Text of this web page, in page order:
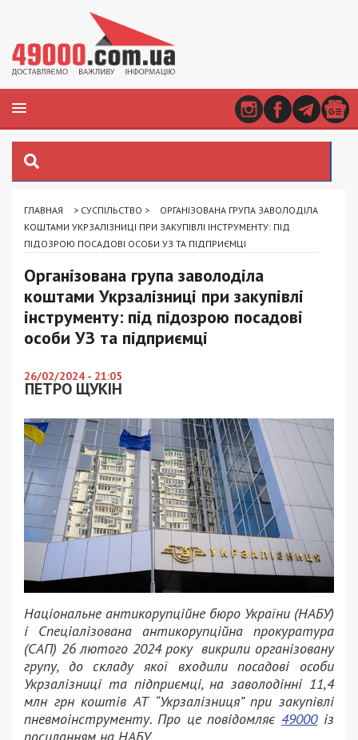
ГЛАВНАЯ > СУСПІЛЬСТВО >
ОРГАНІЗОВАНА ГРУПА ЗАВОЛОДІЛА
КОШТАМИ УКРЗАЛІЗНИЦІ ПРИ ЗАКУПІВЛІ ІНСТРУМЕНТУ: ПІД
ПІДОЗРОЮ ПОСАДОВІ ОСОБИ УЗ ТА ПІДПРИЄМЦІ
Організована група заволоділа
коштами Укрзалізниці при закупівлі
інструменту: під підозрою посадові
особи УЗ та підприємці
26/02/2024 - 21:05
ПЕТРО ЩУКІН
Національне антикорупційне бюро України (НАБУ)
і Спеціалізована антикорупційна прокуратура
(САП) 26 лютого 2024 року викрили організовану
групу, до складу якої входили посадові особи
Укрзалізниці та підприємці, на заволодінні 11,4
млн грн коштів АТ “Укрзалізниця” при закупівлі
пневмоінструменту. Про це повідомляє49000із